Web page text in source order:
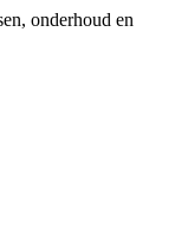
onderhoud en